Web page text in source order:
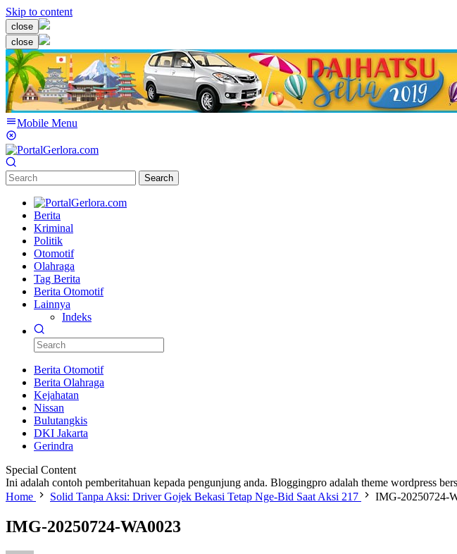
Skip to content
close
close
Mobile Menu
Search
Berita
Kriminal
Politik
Otomotif
Olahraga
Tag Berita
Berita Otomotif
Lainnya
Indeks
Berita Otomotif
Berita Olahraga
Kejahatan
Nissan
Bulutangkis
DKI Jakarta
Gerindra
Special Content
Ini adalah contoh pemberitahuan kepada pengunjung anda. Bloggingpro adalah theme wordpress
Home
Solid Tanpa Aksi: Driver Gojek Bekasi Tetap Nge-Bid Saat Aksi 217 IMG-20250724-
IMG-20250724-WA0023